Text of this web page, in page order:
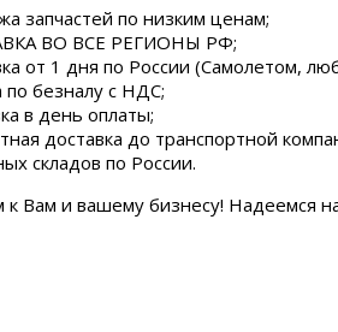
запчастей по низким ценам;
ВО ВСЕ РЕГИОНЫ РФ;
от 1 дня по России (Самолетом,
по безналу с НДС;
в день оплаты;
доставка до транспортной
складов по России.
к Вам и вашему бизнесу! Надеемся